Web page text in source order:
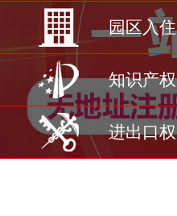
园区入住
知识产权
进出口权